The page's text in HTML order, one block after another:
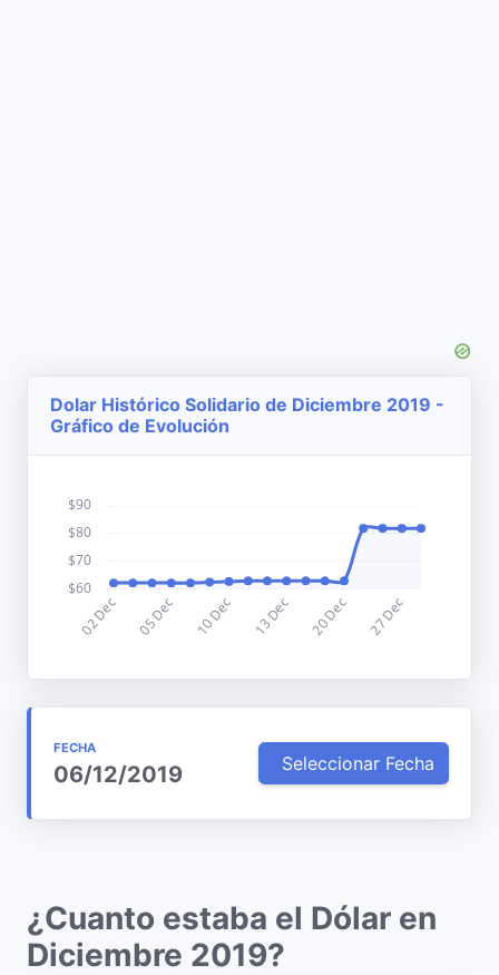
Dolar Histórico Solidario de Diciembre 2019 -
Gráfico de Evolución
FECHA
06/12/2019 Seleccionar Fecha
¿Cuanto estaba el Dólar en
Diciembre 2019?